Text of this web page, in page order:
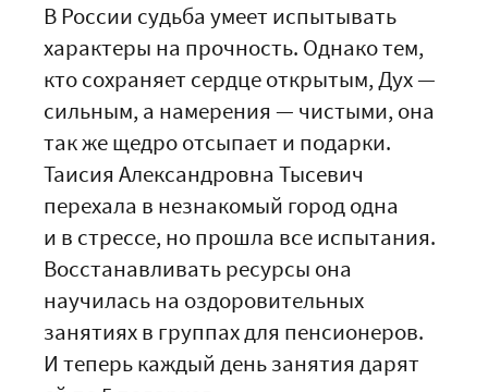
В России судьба умеет испытывать
характеры на прочность. Однако тем,
кто сохраняет сердце открытым, Дух —
сильным, а намерения — чистыми, она
так же щедро отсыпает и подарки.
Таисия Александровна Тысевич
перехала в незнакомый город одна
и в стрессе, но прошла все испытания.
Восстанавливать ресурсы она
научилась на оздоровительных
занятиях в группах для пенсионеров.
И теперь каждый день занятия дарят